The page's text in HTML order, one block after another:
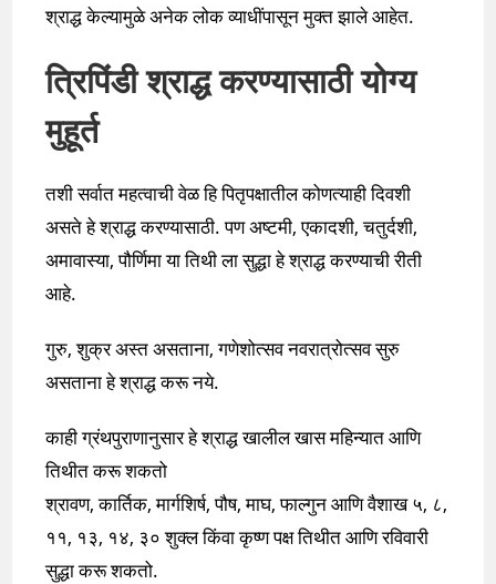
श्राद्ध केल्यामुळे अनेक लोक व्याधींपासून मुक्त झाले आहेत.
त्रिपिंडी श्राद्ध करण्यासाठी योग्य
मुहूर्त
तशी सर्वात महत्वाची वेळ हि पितृपक्षातील कोणत्याही दिवशी
असते हे श्राद्ध करण्यासाठी. पण अष्टमी, एकादशी, चतुर्दशी,
अमावास्या, पौर्णिमा या तिथी ला सुद्धा हे श्राद्ध करण्याची रीती
आहे.
गुरु, शुक्र अस्त असताना, गणेशोत्सव नवरात्रोत्सव सुरु
असताना हे श्राद्ध करू नये.
काही ग्रंथपुराणानुसार हे श्राद्ध खालील खास महिन्यात आणि
तिथीत करू शकतो
श्रावण, कार्तिक, मार्गशिर्ष, पौष, माघ, फाल्गुन आणि वैशाख ५, ८,
११, १३, १४, ३० शुक्ल किंवा कृष्ण पक्ष तिथीत आणि रविवारी
सुद्धा करू शकतो.